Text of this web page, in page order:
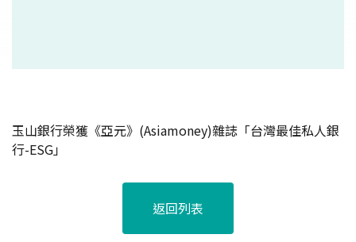
玉山銀行榮獲《亞元》(Asiamoney)雜誌「台灣最佳私人銀
行-ESG」
返回列表